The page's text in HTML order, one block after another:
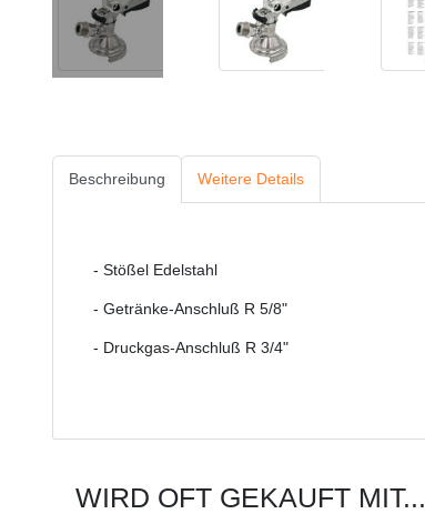
Beschreibung Weitere Details
- Stößel Edelstahl
- Getränke-Anschluß R 5/8"
- Druckgas-Anschluß R 3/4"
WIRD OFT GEKAUFT MIT...